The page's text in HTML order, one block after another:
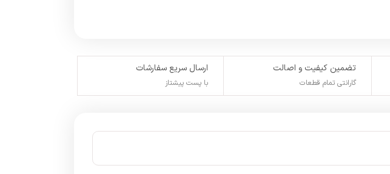
تضمین کیفیت و اصالت
گارانتی تمام قطعات
ارسال سریع سفارشات
با پست پیشتاز